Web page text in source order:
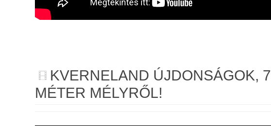
KVERNELAND ÚJDONSÁGOK, 7
MÉTER MÉLYRŐL!